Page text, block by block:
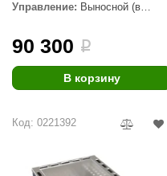
Управление: Выносной (в
90 300 i
В корзину
Код: 0221392